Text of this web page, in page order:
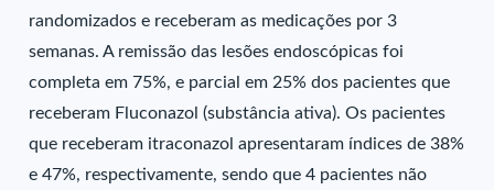
randomizados e receberam as medicações por 3
semanas. A remissão das lesões endoscópicas foi
completa em 75%, e parcial em 25% dos pacientes que
receberam Fluconazol (substância ativa). Os pacientes
que receberam itraconazol apresentaram índices de 38%
e 47%, respectivamente, sendo que 4 pacientes não